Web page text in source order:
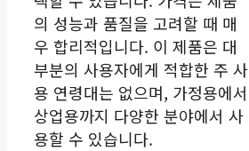
의 성능과 품질을 고려할 때 매
우 합리적입니다. 이 제품은 대
부분의 사용자에게 적합한 주 사
용 연령대는 없으며, 가정용에서
상업용까지 다양한 분야에서 사
용할 수 있습니다.